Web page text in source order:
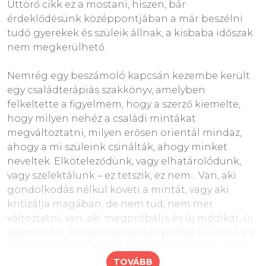
Egy testi fenyítéssel büntető/nevelő szülő
verekedős, agresszív gyerekével beláttatni, hogy
verekedni nem szép dolog, meddő próbálkozás
bárki részéről.
Sok családban kifejezetten nehéz lehet gyereknek
lenni. Ahol a felnőtt csak a termetével nagyobb,
lelkileg gyerek maga is: irigy rá, rivalizál vele, fél
tőle...
Szerintetek mit jelent felnőttnek lenni?
Úttörő cikk ez a mostani, hiszen, bár
érdeklődésünk középpontjában a már beszélni
tudó gyerekek és szüleik állnak, a kisbaba időszak
nem megkerülhető.
Nemrég egy beszámoló kapcsán kezembe került
egy családterápiás szakkönyv, amelyben
felkeltette a figyelmem, hogy a szerző kiemelte,
hogy milyen nehéz a családi mintákat
megváltoztatni, milyen erősen orientál mindaz,
ahogy a mi szüleink csinálták, ahogy minket
neveltek. Elköteleződünk, vagy elhatárolódunk,
vagy szelektálunk – ez tetszik, ez nem... Van, aki
gondolkodás nélkül követi a mintát, vagy aki
kritizálja magában, de nem tud, nem mer
változtatni, van, aki megpróbálja és új módikat, új
szemléletet, új viszonyulásokat próbál ki, vállalva a
Byng-Hall, angol családterapeuta
TOVÁBB